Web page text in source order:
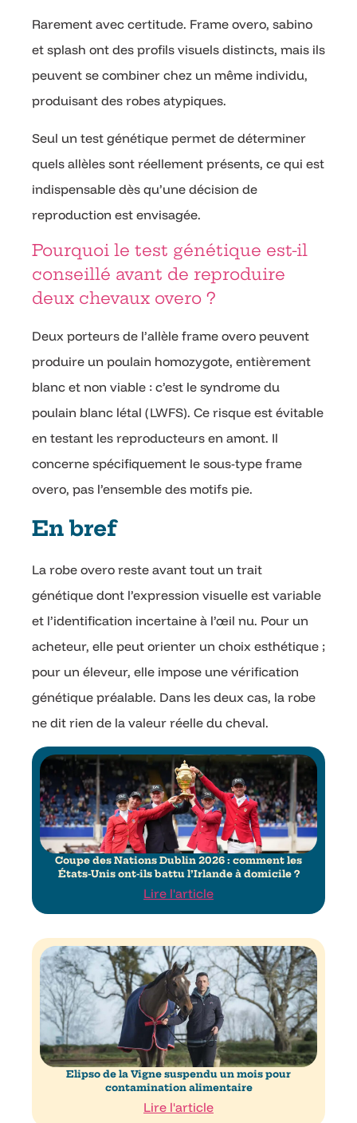
Rarement avec certitude. Frame overo, sabino
et splash ont des profils visuels distincts, mais ils
peuvent se combiner chez un même individu,
produisant des robes atypiques.
Seul un test génétique permet de déterminer
quels allèles sont réellement présents, ce qui est
indispensable dès qu’une décision de
reproduction est envisagée.
Pourquoi le test génétique est-il
conseillé avant de reproduire
deux chevaux overo ?
Deux porteurs de l’allèle frame overo peuvent
produire un poulain homozygote, entièrement
blanc et non viable : c’est le syndrome du
poulain blanc létal (LWFS). Ce risque est évitable
en testant les reproducteurs en amont. Il
concerne spécifiquement le sous-type frame
overo, pas l’ensemble des motifs pie.
En bref
La robe overo reste avant tout un trait
génétique dont l’expression visuelle est variable
et l’identification incertaine à l’œil nu. Pour un
acheteur, elle peut orienter un choix esthétique ;
pour un éleveur, elle impose une vérification
génétique préalable. Dans les deux cas, la robe
ne dit rien de la valeur réelle du cheval.
Coupe des Nations Dublin 2026 : comment les
États-Unis ont-ils battu l’Irlande à domicile ?
Lire l'article
Elipso de la Vigne suspendu un mois pour
contamination alimentaire
Lire l'article